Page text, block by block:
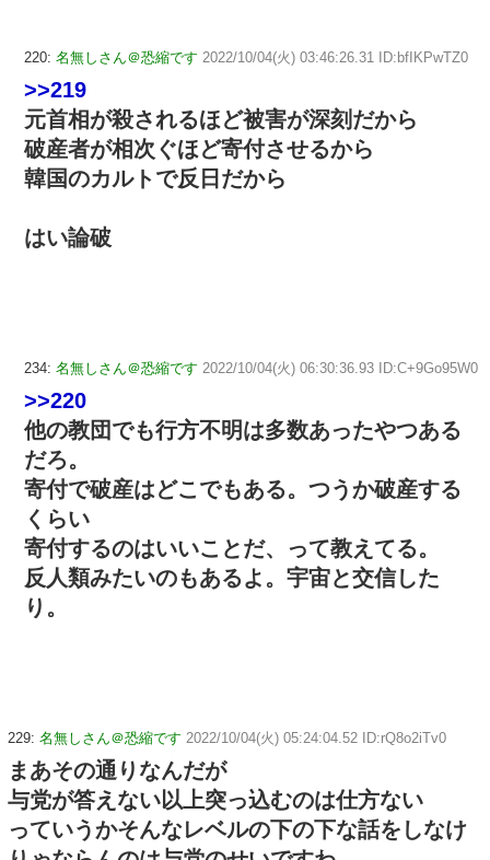
220: 名無しさん＠恐縮です 2022/10/04(火) 03:46:26.31 ID:bfIKPwTZ0
>>219
元首相が殺されるほど被害が深刻だから
破産者が相次ぐほど寄付させるから
韓国のカルトで反日だから
はい論破
234: 名無しさん＠恐縮です 2022/10/04(火) 06:30:36.93 ID:C+9Go95W0
>>220
他の教団でも行方不明は多数あったやつある
だろ。
寄付で破産はどこでもある。つうか破産する
くらい
寄付するのはいいことだ、って教えてる。
反人類みたいのもあるよ。宇宙と交信した
り。
229: 名無しさん＠恐縮です 2022/10/04(火) 05:24:04.52 ID:rQ8o2iTv0
まあその通りなんだが
与党が答えない以上突っ込むのは仕方ない
っていうかそんなレベルの下の下な話をしなけ